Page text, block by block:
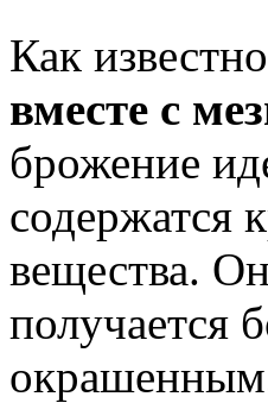
Как
вместе с
брожение
содержатся
вещества.
получается